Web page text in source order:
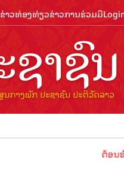
ຂ່າວທ່ອງທ່ຽວຂ່າວການຮ່ວມມື
ຕ້ອນຮັບປີທ່ອງ